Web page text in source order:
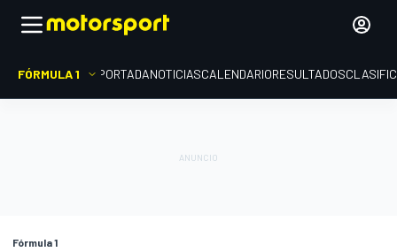
FÓRMULA 1 PORTADANOTICIASCALENDARIORESULTADOS
Fórmula 1